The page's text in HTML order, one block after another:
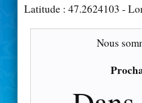
Latitude : 47.2624103 -
Nous